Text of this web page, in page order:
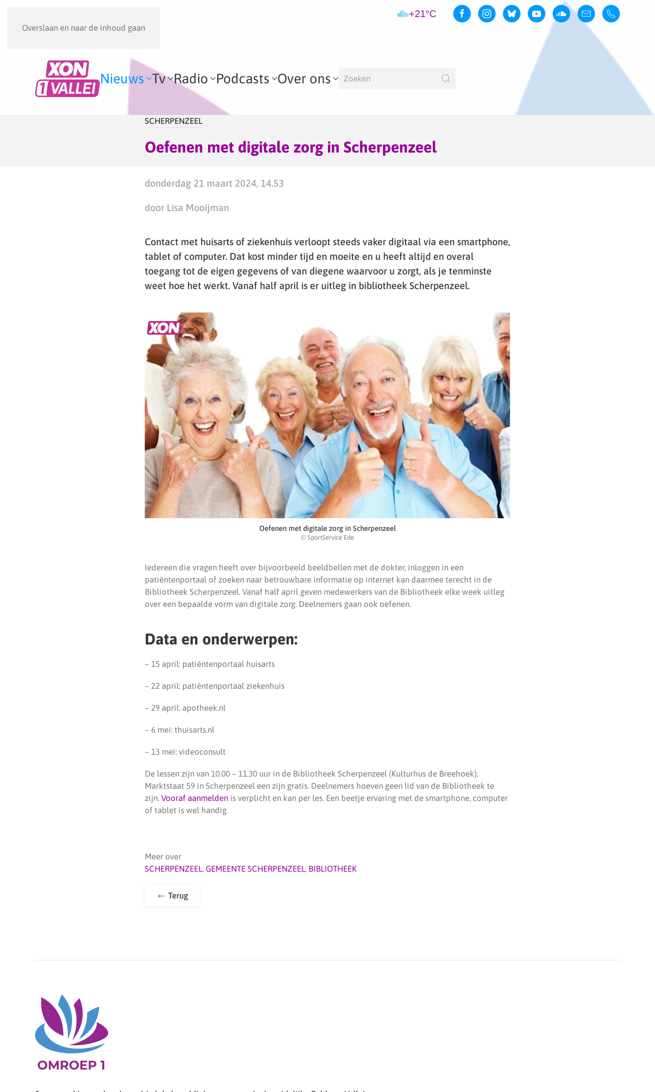
Overslaan en naar de inhoud gaan
+21°C
Nieuws Tv Radio Podcasts Over ons
SCHERPENZEEL
Oefenen met digitale zorg in Scherpenzeel
donderdag 21 maart 2024, 14.53
door Lisa Mooijman
Contact met huisarts of ziekenhuis verloopt steeds vaker digitaal via een smartphone,
tablet of computer. Dat kost minder tijd en moeite en u heeft altijd en overal
toegang tot de eigen gegevens of van diegene waarvoor u zorgt, als je tenminste
weet hoe het werkt. Vanaf half april is er uitleg in bibliotheek Scherpenzeel.
Oefenen met digitale zorg in Scherpenzeel
© SportService Ede
Iedereen die vragen heeft over bijvoorbeeld beeldbellen met de dokter, inloggen in een
patiëntenportaal of zoeken naar betrouwbare informatie op internet kan daarmee terecht in de
Bibliotheek Scherpenzeel. Vanaf half april geven medewerkers van de Bibliotheek elke week uitleg
over een bepaalde vorm van digitale zorg. Deelnemers gaan ook oefenen.
Data en onderwerpen:
– 15 april: patiëntenportaal huisarts
– 22 april: patiëntenportaal ziekenhuis
– 29 april: apotheek.nl
– 6 mei: thuisarts.nl
– 13 mei: videoconsult
De lessen zijn van 10.00 – 11.30 uur in de Bibliotheek Scherpenzeel (Kulturhus de Breehoek),
Marktstaat 59 in Scherpenzeel een zijn gratis. Deelnemers hoeven geen lid van de Bibliotheek te
zijn. Vooraf aanmelden is verplicht en kan per les. Een beetje ervaring met de smartphone, computer
of tablet is wel handig.
Meer over
SCHERPENZEEL, GEMEENTE SCHERPENZEEL, BIBLIOTHEEK
Terug